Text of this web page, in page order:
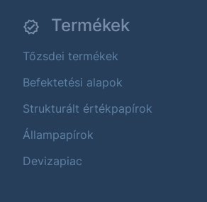
Termékek
Tőzsdei termékek
Befektetési alapok
Strukturált értékpapírok
Állampapírok
Devizapiac